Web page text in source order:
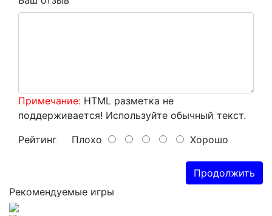
Примечание: HTML разметка не
поддерживается! Используйте обычный текст.
Рейтинг Плохо Хорошо
Продолжить
Рекомендуемые игры